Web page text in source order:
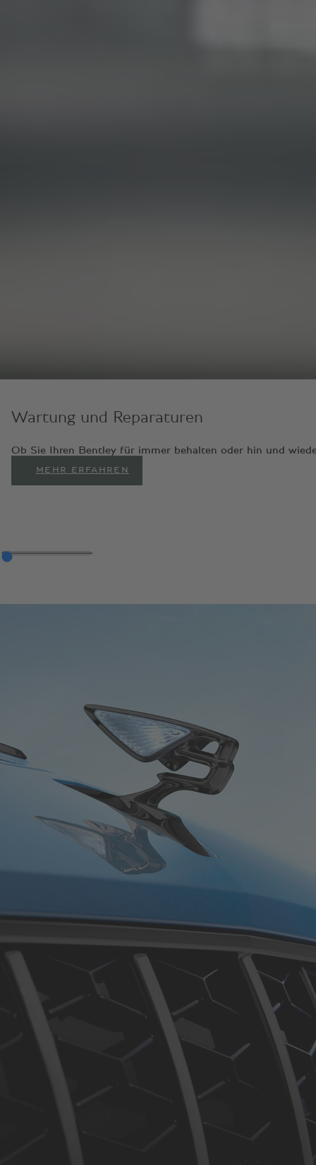
Wartung und Reparaturen
Ob Sie Ihren Bentley für immer behalten oder hin und
MEHR ERFAHREN